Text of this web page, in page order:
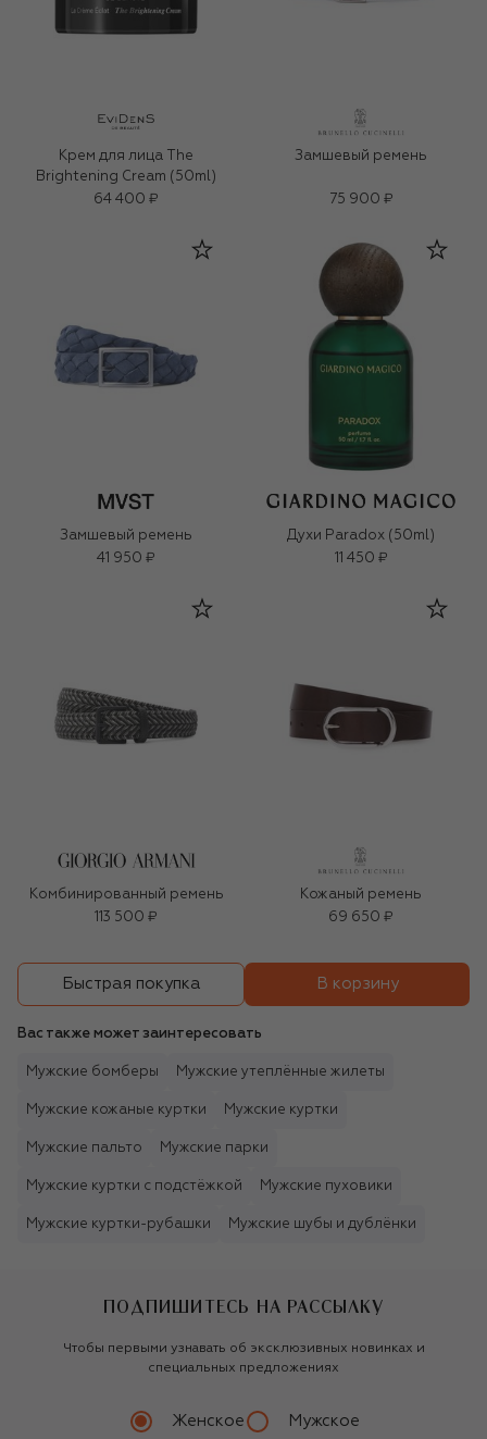
Крем для лица The
Brightening Cream (50ml)
64 400 ₽
Замшевый ремень
75 900 ₽
Замшевый ремень
41 950 ₽
Духи Paradox (50ml)
11 450 ₽
Комбинированный ремень
113 500 ₽
Кожаный ремень
69 650 ₽
Быстрая покупка В корзину
Вас также может заинтересовать
Мужские бомберы Мужские утеплённые жилеты
Мужские кожаные куртки Мужские куртки
Мужские пальто Мужские парки
Мужские куртки с подстёжкой Мужские пуховики
Мужские куртки-рубашки Мужские шубы и дублёнки
ПОДПИШИТЕСЬ НА РАССЫЛКУ
Чтобы первыми узнавать об эксклюзивных новинках и
специальных предложениях
Женское Мужское